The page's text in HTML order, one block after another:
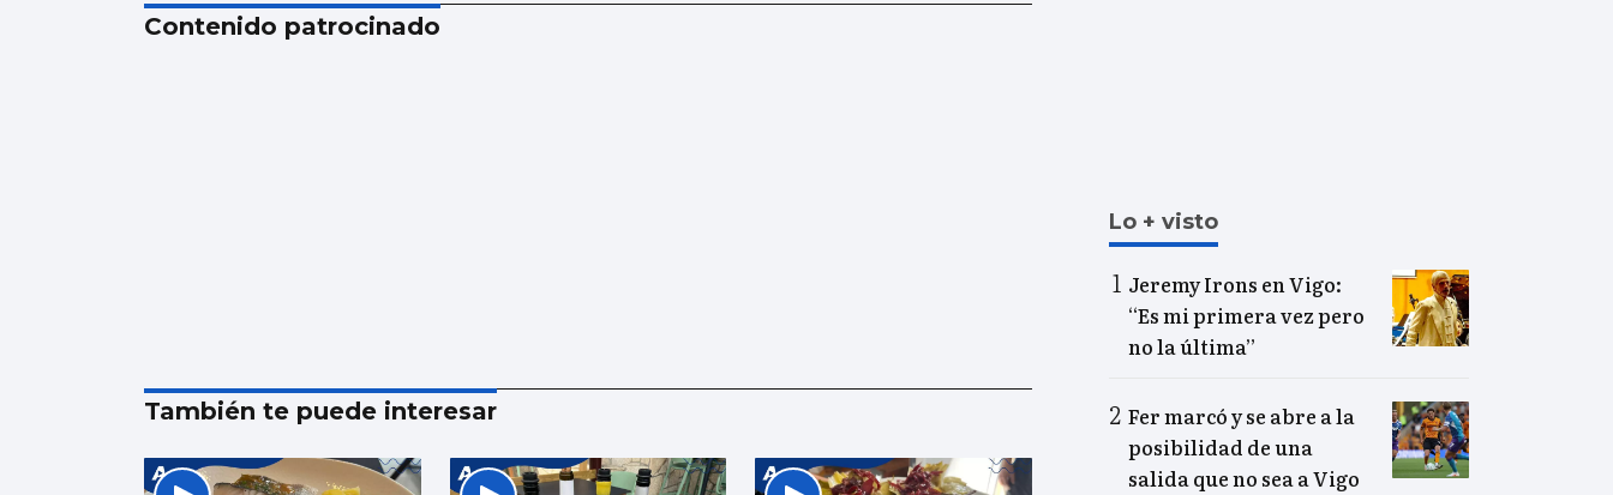
Contenido patrocinado
También te puede interesar
Lo + visto
Jeremy Irons en Vigo:
“Es mi primera vez pero
no la última”
Fer marcó y se abre a la
posibilidad de una
salida que no sea a Vigo